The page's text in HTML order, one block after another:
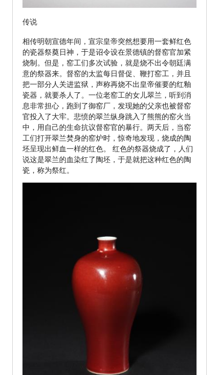
传说
相传明朝宣德年间，宣宗皇帝突然想要用一套鲜红色
的瓷器祭奠日神，于是诏令设在景德镇的督窑官加紧
烧制。但是，窑工们多次试验，就是烧不出令朝廷满
意的祭器来。督窑的太监每日督促、鞭打窑工，并且
把一部分人关进监狱，声称再烧不出皇帝催要的红釉
瓷器，就要杀人了。一位老窑工的女儿翠兰，听到消
息非常担心，跑到了御窑厂，发现她的父亲也被督窑
官投入了大牢。悲愤的翠兰纵身跳入了熊熊的窑火当
中，用自己的生命抗议督窑官的暴行。两天后，当窑
工们打开翠兰焚身的窑炉时，惊奇地发现，烧成的陶
坯呈现出鲜血一样的红色。 红色的祭器烧成了，人们
说这是翠兰的血染红了陶坯，于是就把这种红色的陶
瓷，称为祭红。